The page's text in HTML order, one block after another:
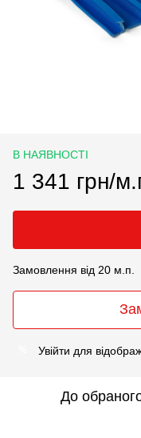
В НАЯВНОСТІ
1 341 грн/
Замовлення від 20 м.п.
Увійти для
До